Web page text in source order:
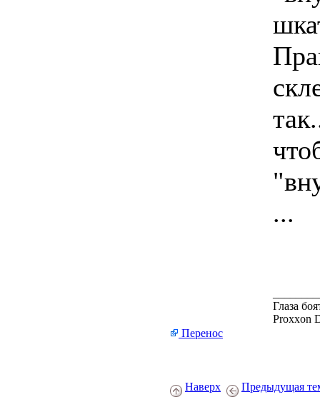
...
Глаза
Proxxon
Перенос
Наверх Предыдущая